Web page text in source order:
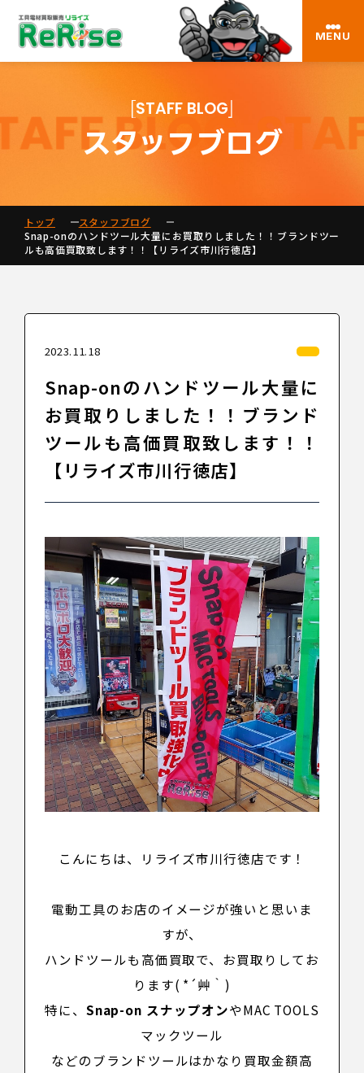
MENU
STAFF BLOG
スタッフブログ
トップ
スタッフブログ
Snap-onのハンドツール大量にお買取りしました！！ブランドツー
ルも高価買取致します！！【リライズ市川行徳店】
2023.11.18
Snap-onのハンドツール大量に
お買取りしました！！ブランド
ツールも高価買取致します！！
【リライズ市川行徳店】
こんにちは、リライズ市川行徳店です！
電動工具のお店のイメージが強いと思いま
すが、
ハンドツールも高価買取で、お買取りしてお
ります( *´艸｀)
特に、 Snap-on スナップオンやMAC TOOLS
マックツール
などのブランドツールはかなり買取金額高